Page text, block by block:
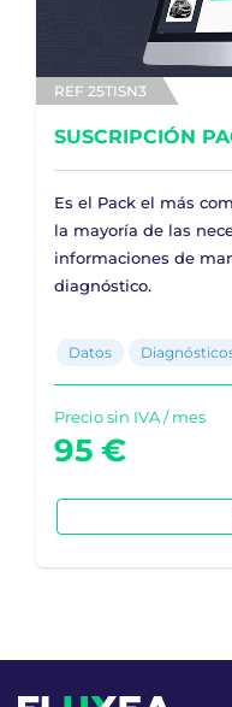
REF 25TISN3
SUSCRIPCIÓN
Es el Pack el más
la mayoría de las
informaciones de
diagnóstico.
Datos
Precio sin IVA / mes
95 €